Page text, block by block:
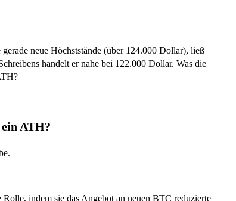
neue Höchststände (über 124.000 Dollar), ließ
handelt er nahe bei 122.000 Dollar. Was die
ATH?
Rolle, indem sie das Angebot an neuen BTC reduzierte